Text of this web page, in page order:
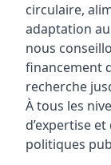
circulaire,
adaptation
nous
financement
recherche
À tous les
d’expertise
politiques